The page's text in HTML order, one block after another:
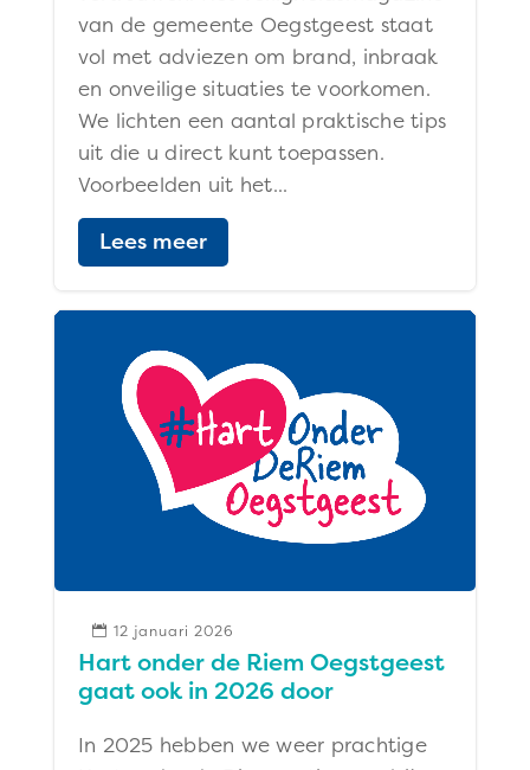
van de gemeente Oegstgeest staat
vol met adviezen om brand, inbraak
en onveilige situaties te voorkomen.
We lichten een aantal praktische tips
uit die u direct kunt toepassen.
Voorbeelden uit het...
Lees meer
Hart onder de Riem Oegstgeest
gaat ook in 2026 door
In 2025 hebben we weer prachtige
 12 januari 2026